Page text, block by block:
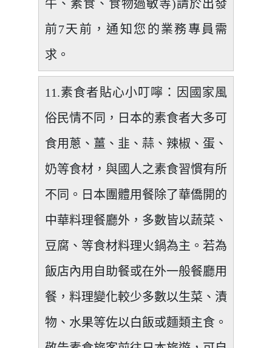
牛、素食、食物過敏等)請於出發
前7天前，通知您的業務專員需
求。
11.素食者貼心小叮嚀：因國家風
俗民情不同，日本的素食者大多可
食用蔥、薑、韭、蒜、辣椒、蛋、
奶等食材，與國人之素食習慣有所
不同。日本團體用餐除了華僑開的
中華料理餐廳外，多數皆以蔬菜、
豆腐、等食材料理火鍋為主。若為
飯店內用自助餐或在外一般餐廳用
餐，料理變化較少多數以生菜、漬
物、水果等佐以白飯或麵類主食。